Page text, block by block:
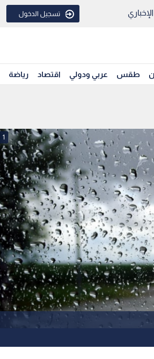
تسجيل الدخول
طقس عربي ودولي اقتصاد رياضة
1